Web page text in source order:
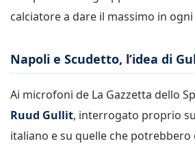
calciatore a dare il massimo in
Napoli e Scudetto, l’idea di
Ai microfoni de La Gazzetta dello
Ruud Gullit, interrogato proprio
italiano e su quelle che potrebbero